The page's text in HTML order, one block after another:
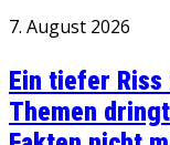
7. August 2026
Ein tiefer Riss
Themen